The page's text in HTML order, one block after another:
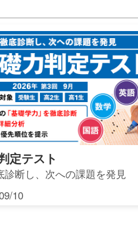
定テスト
断し、次への課題を発見
10